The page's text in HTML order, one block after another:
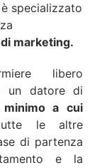
è specializzato
marketing.
libero
un datore di
a cui
le altre
di partenza
e la